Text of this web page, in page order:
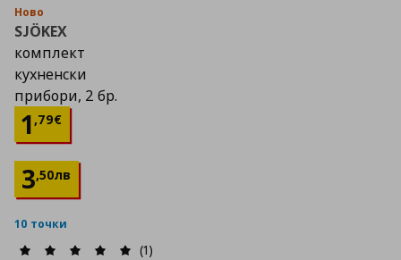
Ново
SJÖKEX
комплект
кухненски
прибори, 2 бр.
1,79€
Цена
3,50лв
10 точки
(1)